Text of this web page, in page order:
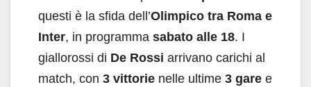
questi è la sfida dell’Olimpico tra Roma e
Inter, in programma sabato alle 18. I
giallorossi di De Rossi arrivano carichi al
match, con 3 vittorie nelle ultime 3 gare e